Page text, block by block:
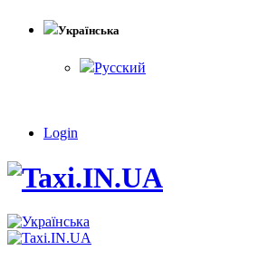
Українська
Русский
Login